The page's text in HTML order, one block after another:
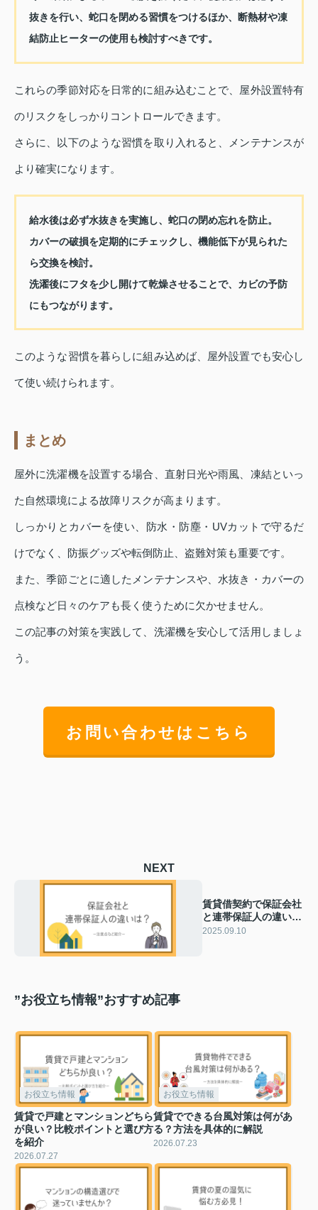
抜きを行い、蛇口を閉める習慣をつけるほか、断熱材や凍
結防止ヒーターの使用も検討すべきです。
これらの季節対応を日常的に組み込むことで、屋外設置特有
のリスクをしっかりコントロールできます。
さらに、以下のような習慣を取り入れると、メンテナンスが
より確実になります。
給水後は必ず水抜きを実施し、蛇口の閉め忘れを防止。
カバーの破損を定期的にチェックし、機能低下が見られた
ら交換を検討。
洗濯後にフタを少し開けて乾燥させることで、カビの予防
にもつながります。
このような習慣を暮らしに組み込めば、屋外設置でも安心し
て使い続けられます。
まとめ
屋外に洗濯機を設置する場合、直射日光や雨風、凍結といっ
た自然環境による故障リスクが高まります。
しっかりとカバーを使い、防水・防塵・UVカットで守るだ
けでなく、防振グッズや転倒防止、盗難対策も重要です。
また、季節ごとに適したメンテナンスや、水抜き・カバーの
点検など日々のケアも長く使うために欠かせません。
この記事の対策を実践して、洗濯機を安心して活用しましょ
う。
お問い合わせはこちら
NEXT
賃貸借契約で保証会社
と連帯保証人の違い
は？選び方や注意点も
2025.09.10
”お役立ち情報”おすすめ記事
お役立ち情報
賃貸で戸建とマンションどちら
が良い？比較ポイントと選び方
を紹介
2026.07.27
お役立ち情報
賃貸でできる台風対策は何があ
る？方法を具体的に解説
2026.07.23